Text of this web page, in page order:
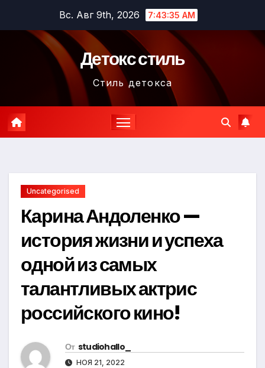
содержимому
Вс. Авг 9th, 2026 7:43:36 AM
Детокс стиль
Стиль детокса
Uncategorised
Карина Андоленко —
история жизни и успеха
одной из самых
талантливых актрис
российского кино!
От studiohallo_
НОЯ 21, 2022